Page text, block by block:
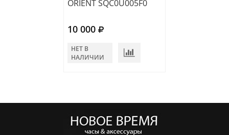
ORIENT SQC0U005F0
10 000
НЕТ В
НАЛИЧИИ